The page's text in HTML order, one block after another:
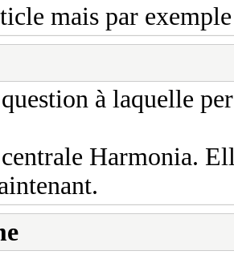
mais par
à laquelle
Harmonia.